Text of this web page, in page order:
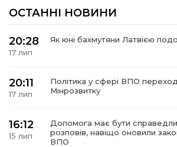
новини
ОСТАННІ НОВИНИ
20:28
17 лип
Як юні бахмутяни Латвією
20:11
17 лип
Політика у сфері ВПО
Мінрозвитку
16:12
15 лип
Допомога має бути
розповів, навіщо оновили
ВПО